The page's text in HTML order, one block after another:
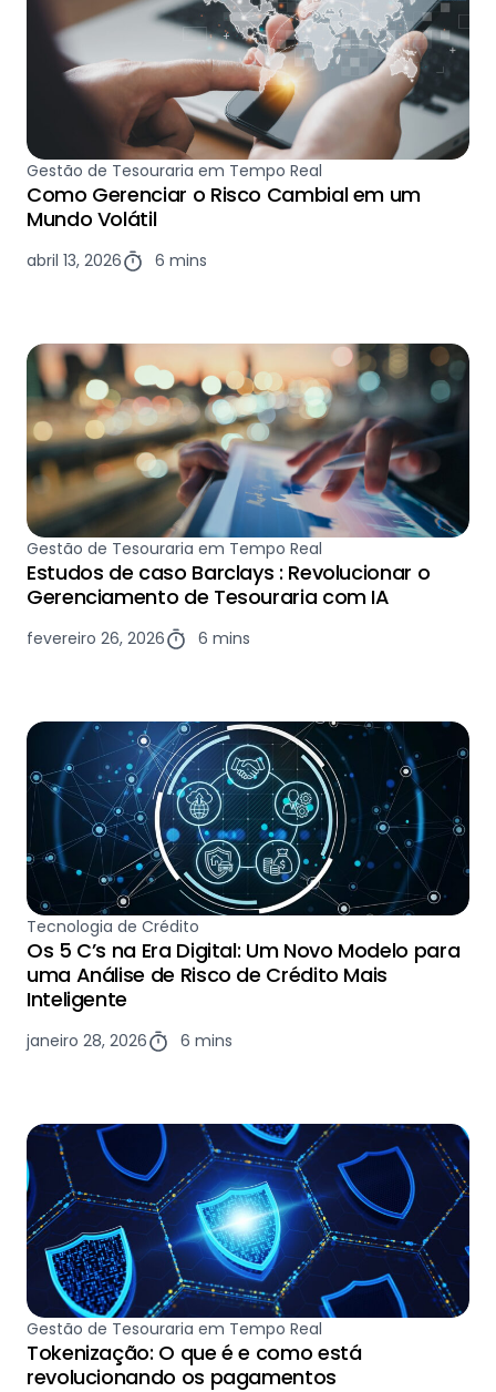
Gestão de Tesouraria em Tempo Real
Como Gerenciar o Risco Cambial em um
Mundo Volátil
abril 13, 2026 6 mins
Gestão de Tesouraria em Tempo Real
Estudos de caso Barclays : Revolucionar o
Gerenciamento de Tesouraria com IA
fevereiro 26, 2026 6 mins
Tecnologia de Crédito
Os 5 C’s na Era Digital: Um Novo Modelo para
uma Análise de Risco de Crédito Mais
Inteligente
janeiro 28, 2026 6 mins
Gestão de Tesouraria em Tempo Real
Tokenização: O que é e como está
revolucionando os pagamentos